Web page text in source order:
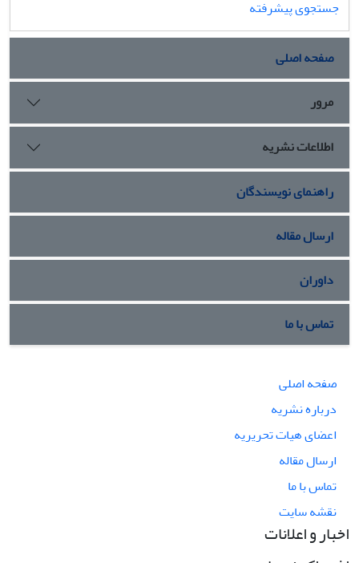
جستجوی پیشرفته
صفحه اصلی
مرور
اطلاعات نشریه
راهنمای نویسندگان
ارسال مقاله
داوران
تماس با ما
صفحه اصلی
درباره نشریه
اعضای هیات تحریریه
ارسال مقاله
تماس با ما
نقشه سایت
اخبار و اعلانات